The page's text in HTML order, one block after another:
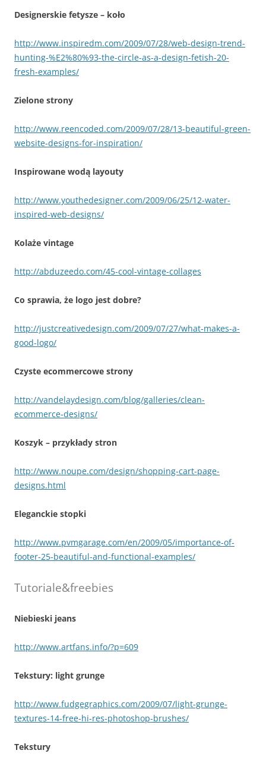
Designerskie fetysze – koło
http://www.inspiredm.com/2009/07/28/web-design-trend-
hunting-%E2%80%93-the-circle-as-a-design-fetish-20-
fresh-examples/
Zielone strony
http://www.reencoded.com/2009/07/28/13-beautiful-green-
website-designs-for-inspiration/
Inspirowane wodą layouty
http://www.youthedesigner.com/2009/06/25/12-water-
inspired-web-designs/
Kolaże vintage
http://abduzeedo.com/45-cool-vintage-collages
Co sprawia, że logo jest dobre?
http://justcreativedesign.com/2009/07/27/what-makes-a-
good-logo/
Czyste ecommercowe strony
http://vandelaydesign.com/blog/galleries/clean-
ecommerce-designs/
Koszyk – przykłady stron
http://www.noupe.com/design/shopping-cart-page-
designs.html
Eleganckie stopki
http://www.pvmgarage.com/en/2009/05/importance-of-
footer-25-beautiful-and-functional-examples/
Tutoriale&freebies
Niebieski jeans
http://www.artfans.info/?p=609
Tekstury: light grunge
http://www.fudgegraphics.com/2009/07/light-grunge-
textures-14-free-hi-res-photoshop-brushes/
Tekstury